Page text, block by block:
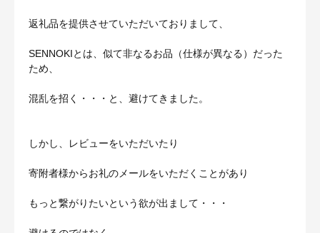
返礼品を提供させていただいておりまして、
SENNOKIとは、似て非なるお品（仕様が異なる）だった
ため、
混乱を招く・・・と、避けてきました。
しかし、レビューをいただいたり
寄附者様からお礼のメールをいただくことがあり
もっと繋がりたいという欲が出まして・・・